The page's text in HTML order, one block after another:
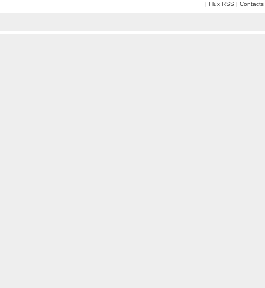
| Flux RSS | Contacts